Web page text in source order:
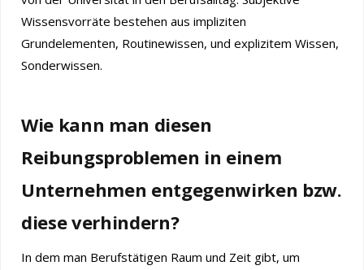
Wissensvorräte bestehen aus impliziten
Grundelementen, Routinewissen, und explizitem Wissen,
Sonderwissen.
Wie kann man diesen
Reibungsproblemen in einem
Unternehmen entgegenwirken bzw.
diese verhindern?
In dem man Berufstätigen Raum und Zeit gibt, um